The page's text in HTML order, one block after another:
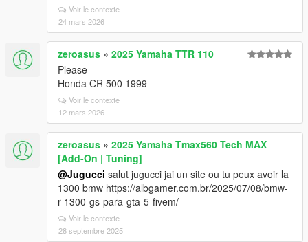
Voir le contexte
24 mars 2026
zeroasus » 2025 Yamaha TTR 110
Please
Honda CR 500 1999
Voir le contexte
12 mars 2026
zeroasus » 2025 Yamaha Tmax560 Tech MAX
[Add-On | Tuning]
@Jugucci salut jugucci jai un site ou tu peux avoir la
1300 bmw https://albgamer.com.br/2025/07/08/bmw-
r-1300-gs-para-gta-5-fivem/
Voir le contexte
28 septembre 2025